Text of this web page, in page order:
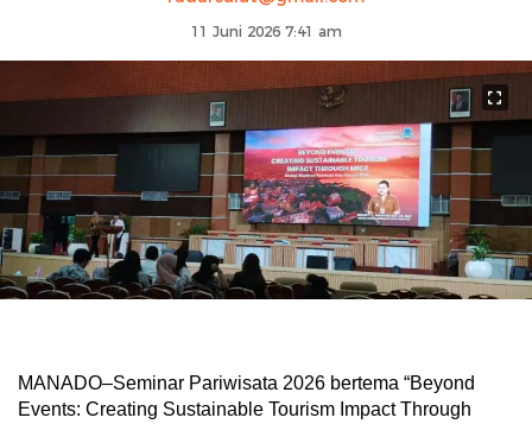
11 Juni 2026 7:41 am
MANADO–Seminar Pariwisata 2026 bertema “Beyond
Events: Creating Sustainable Tourism Impact Through